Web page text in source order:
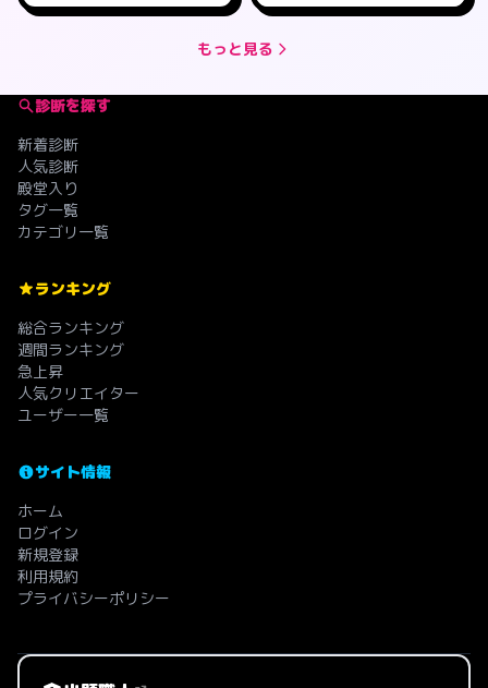
もっと見る
診断を探す
新着診断
人気診断
殿堂入り
タグ一覧
カテゴリ一覧
ランキング
総合ランキング
週間ランキング
急上昇
人気クリエイター
ユーザー一覧
サイト情報
ホーム
ログイン
新規登録
利用規約
プライバシーポリシー